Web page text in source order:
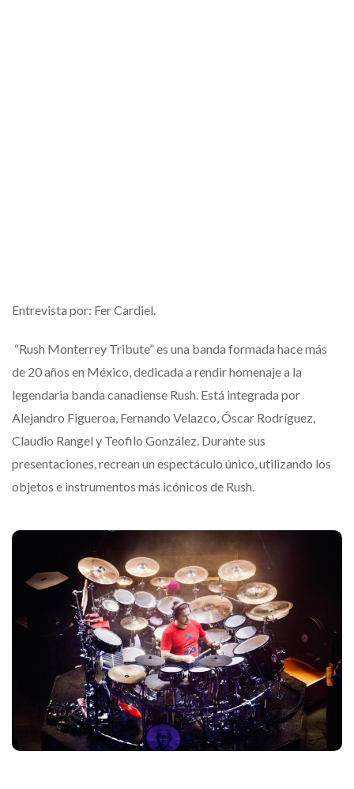
Entrevista por: Fer Cardiel.
“Rush Monterrey Tribute” es una banda formada hace más
de 20 años en México, dedicada a rendir homenaje a la
legendaria banda canadiense Rush. Está integrada por
Alejandro Figueroa, Fernando Velazco, Óscar Rodríguez,
Claudio Rangel y Teofilo González. Durante sus
presentaciones, recrean un espectáculo único, utilizando los
objetos e instrumentos más icónicos de Rush.